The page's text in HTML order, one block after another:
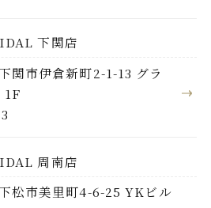
下関店
関市伊倉新町2-1-13 グラ
1F
周南店
松市美里町4-6-25 YKビル